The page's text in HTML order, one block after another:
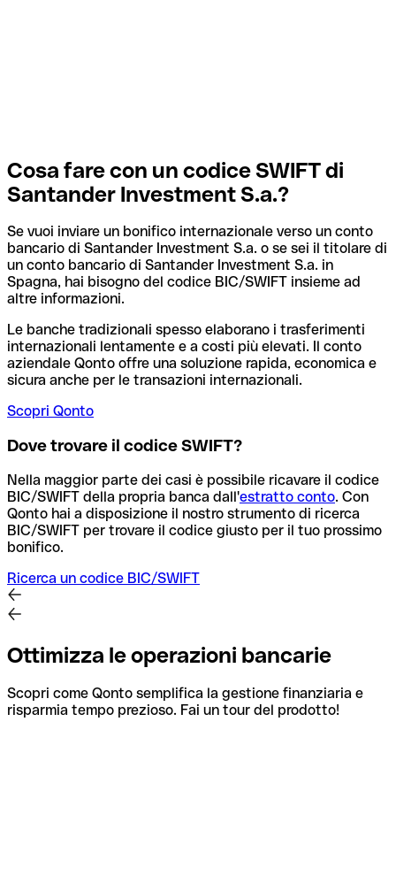
Cosa fare con un codice SWIFT di
Santander Investment S.a.?
Se vuoi inviare un bonifico internazionale verso un conto
bancario di Santander Investment S.a. o se sei il titolare di
un conto bancario di Santander Investment S.a. in
Spagna, hai bisogno del codice BIC/SWIFT insieme ad
altre informazioni.
Le banche tradizionali spesso elaborano i trasferimenti
internazionali lentamente e a costi più elevati. Il conto
aziendale Qonto offre una soluzione rapida, economica e
sicura anche per le transazioni internazionali.
Scopri Qonto
Dove trovare il codice SWIFT?
Nella maggior parte dei casi è possibile ricavare il codice
BIC/SWIFT della propria banca dall'estratto conto. Con
Qonto hai a disposizione il nostro strumento di ricerca
BIC/SWIFT per trovare il codice giusto per il tuo prossimo
bonifico.
Ricerca un codice BIC/SWIFT
Ottimizza le operazioni bancarie
Scopri come Qonto semplifica la gestione finanziaria e
risparmia tempo prezioso. Fai un tour del prodotto!